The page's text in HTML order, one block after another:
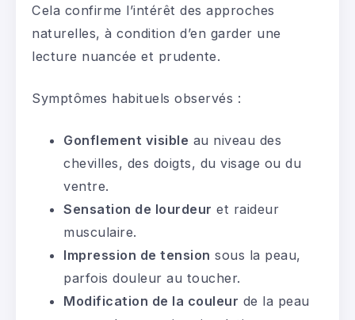
Cela confirme l’intérêt des approches
naturelles, à condition d’en garder une
lecture nuancée et prudente.
Symptômes habituels observés :
Gonflement visible au niveau des
chevilles, des doigts, du visage ou du
ventre.
Sensation de lourdeur et raideur
musculaire.
Impression de tension sous la peau,
parfois douleur au toucher.
Modification de la couleur de la peau